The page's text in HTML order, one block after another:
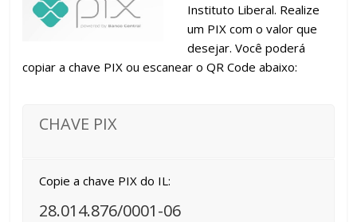
Instituto Liberal. Realize
um PIX com o valor que
desejar. Você poderá
copiar a chave PIX ou escanear o QR Code abaixo:
CHAVE PIX
Copie a chave PIX do IL:
28.014.876/0001-06